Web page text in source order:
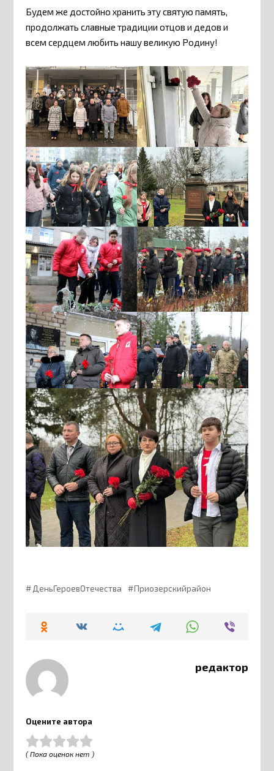
Будем же достойно хранить эту святую память,
продолжать славные традиции отцов и дедов и
всем сердцем любить нашу великую Родину!
ДеньГероевОтечества Приозерскийрайон
редактор
Оцените автора
( Пока оценок нет )